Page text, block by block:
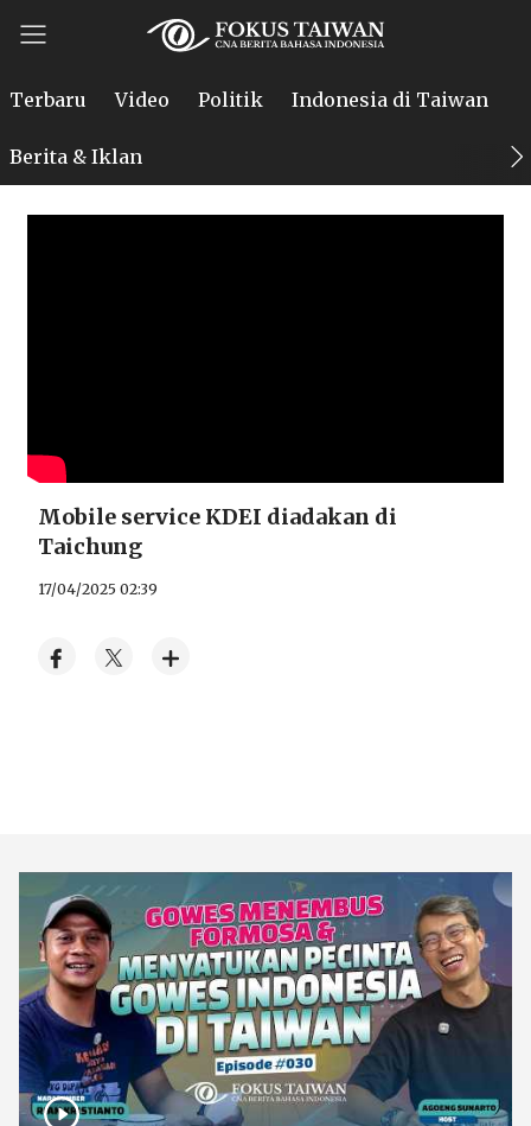
Terbaru Video Politik Indonesia di Taiwan
Berita & Iklan
Mobile service KDEI diadakan di
Taichung
17/04/2025 02:39